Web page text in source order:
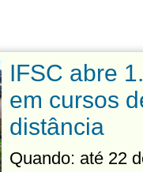
IFSC abre
em cursos
distância
Quando: até 22